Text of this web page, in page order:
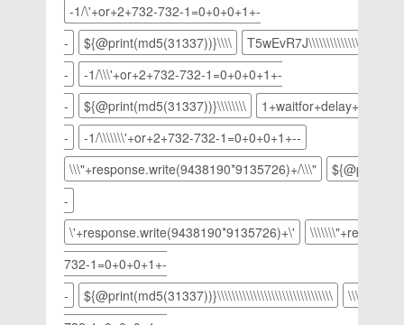
级工具
箱”；
文件和文
件夹并点
到QQ当
中，从而
了； 3、
分享到
qq时建
议选择发
送到电
脑，这样
打开电脑
登录
可以保存
转发的图
后一个一
个点进去
个，然后
复制后面
那个，然
后打开
lzplay.zip
压缩包
Google
套件安装
接：
https://
脑上下载
安装
版华为手
机助
层。三，
用快速选
中我自己
的背影。
四，恢复
海浪图
层，并
区，然后
点右下角
蒙板。
五，人物
动进入
RECOVERY，
RECOVERY
方法进入
第三方
TWRP_Recovery
方法手机
机，音量
上和开机
住，不要
松开等待
们都可以
使用一键
复，但是
如果电脑
系统无法
进入怎么
给电脑安
呢？不懂
技术的可
下如何U
盘重装
用曦颜大
佬做的
信公众号
可以找
是：曦颜
ROM因
带root，
所以需要
才可以刷
入面具，
-1/\'+or+2+732-732-1=0+0+0+1+-
-
${@print(md5(31337))}\\\\
-
-1/\\\'+or+2+732-732-1=0+0+0+1+-
-
${@print(md5(31337))}\\\\\\\\
-
-1/\\\\\\\'+or+2+732-732-1=0+0+0+1+--
\\\"+response.write(9438190*9135726)+/\\\"
-
\'+response.write(9438190*9135726)+\'
732-1=0+0+0+1+-
-
${@print(md5(31337))}\\\\\\\\\\\\\\\\\\\\\\\\\\\\\\\\